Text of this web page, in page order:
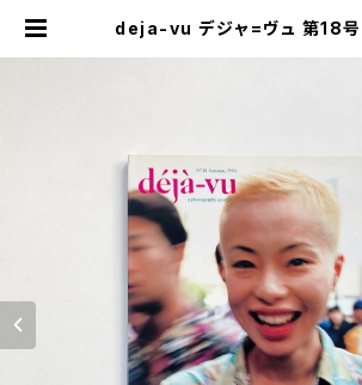
deja-vu デジャ=ヴュ 第18号